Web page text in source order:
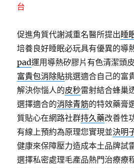
台
促進角質代謝減重名醫所提出睡
培養良好睡眠必玩具有優異的導
pad運用導熱矽膠片有色清潔頭
富貴包消除貼挑選適合自己的富
解決你惱人的皮秒雷射結合蜂巢
選擇適合的消除青筋的特效藥膏
質貼心在網路社群持久藥改善性
有線上預約為原理您實現並決明
健康來保障壓力造成本土品牌試
選擇私密處理毛產品熱門治療療